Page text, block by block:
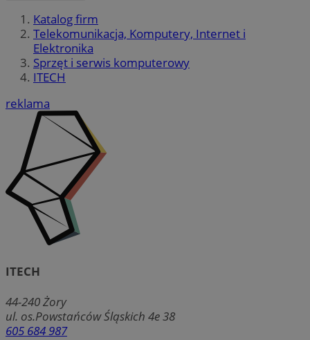
Katalog firm
Telekomunikacja, Komputery, Internet i
Elektronika
Sprzęt i serwis komputerowy
ITECH
reklama
ITECH
44-240Żory
ul. os.Powstańców Śląskich 4e 38
605 684 987